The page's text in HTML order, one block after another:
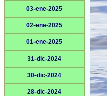
03-ene-2025
02-ene-2025
01-ene-2025
31-dic-2024
30-dic-2024
28-dic-2024